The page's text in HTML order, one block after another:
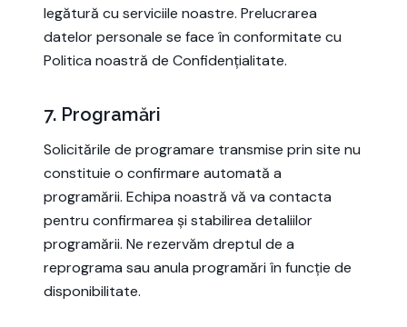
legătură cu serviciile noastre. Prelucrarea
datelor personale se face în conformitate cu
Politica noastră de Confidențialitate.
7. Programări
Solicitările de programare transmise prin site nu
constituie o confirmare automată a
programării. Echipa noastră vă va contacta
pentru confirmarea și stabilirea detaliilor
programării. Ne rezervăm dreptul de a
reprograma sau anula programări în funcție de
disponibilitate.